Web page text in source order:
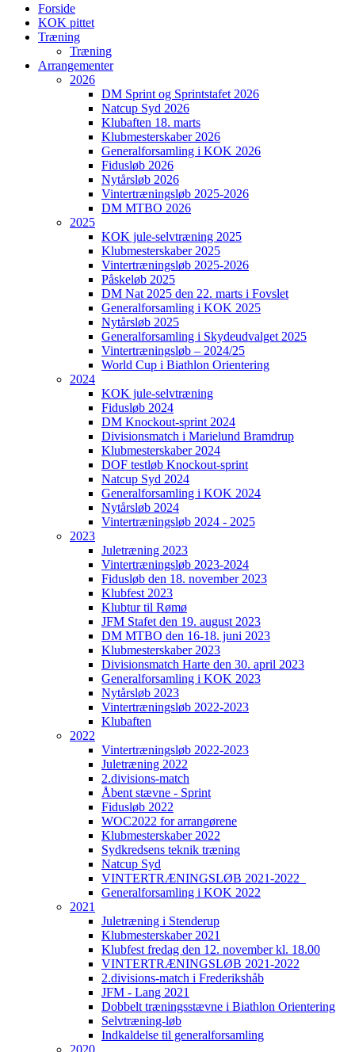
Forside
KOK pittet
Træning
Træning
Arrangementer
2026
DM Sprint og Sprintstafet 2026
Natcup Syd 2026
Klubaften 18. marts
Klubmesterskaber 2026
Generalforsamling i KOK 2026
Fidusløb 2026
Nytårsløb 2026
Vintertræningsløb 2025-2026
DM MTBO 2026
2025
KOK jule-selvtræning 2025
Klubmesterskaber 2025
Vintertræningsløb 2025-2026
Påskeløb 2025
DM Nat 2025 den 22. marts i Fovslet
Generalforsamling i KOK 2025
Nytårsløb 2025
Generalforsamling i Skydeudvalget 2025
Vintertræningsløb – 2024/25
World Cup i Biathlon Orientering
2024
KOK jule-selvtræning
Fidusløb 2024
DM Knockout-sprint 2024
Divisionsmatch i Marielund Bramdrup
Klubmesterskaber 2024
DOF testløb Knockout-sprint
Natcup Syd 2024
Generalforsamling i KOK 2024
Nytårsløb 2024
Vintertræningsløb 2024 - 2025
2023
Juletræning 2023
Vintertræningsløb 2023-2024
Fidusløb den 18. november 2023
Klubfest 2023
Klubtur til Rømø
JFM Stafet den 19. august 2023
DM MTBO den 16-18. juni 2023
Klubmesterskaber 2023
Divisionsmatch Harte den 30. april 2023
Generalforsamling i KOK 2023
Nytårsløb 2023
Vintertræningsløb 2022-2023
Klubaften
2022
Vintertræningsløb 2022-2023
Juletræning 2022
2.divisions-match
Åbent stævne - Sprint
Fidusløb 2022
WOC2022 for arrangørene
Klubmesterskaber 2022
Sydkredsens teknik træning
Natcup Syd
VINTERTRÆNINGSLØB 2021-2022_
Generalforsamling i KOK 2022
2021
Juletræning i Stenderup
Klubmesterskaber 2021
Klubfest fredag den 12. november kl. 18.00
VINTERTRÆNINGSLØB 2021-2022
2.divisions-match i Frederikshåb
JFM - Lang 2021
Dobbelt træningsstævne i Biathlon Orientering
Selvtræning-løb
Indkaldelse til generalforsamling
2020